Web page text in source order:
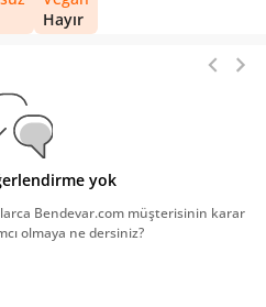
Hayır
yok
Bendevar.com müşterisinin karar
olmaya ne dersiniz?